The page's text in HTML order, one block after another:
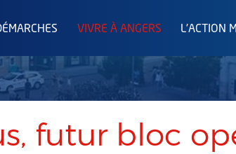
VIVRE À ANGERS L'ACTION
futur bloc